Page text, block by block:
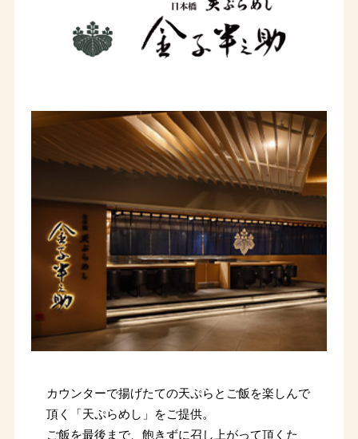
カウンターで揚げたての天ぷらとご飯を楽しんで
頂く「天ぷらめし」をご提供。
ご飯を最後まで、飽きずに召し上がって頂くた